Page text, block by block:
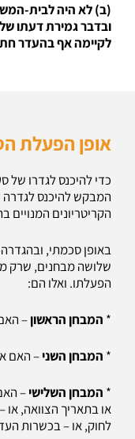
(ב) לא היה לבית-
ובדבר גמירת דעתו
לקיימה אף בהעדר
אופן הפעלת
המבקש להיכנס
הקריטריונים המנויים
באופן סכמתי,
שלושה מבחנים, שרק
הפעלתו. ואלו הם:
* המבחן הראשון–
* המבחן השני– האם
* המבחן השלישי–
לחוק, או – בכשרות